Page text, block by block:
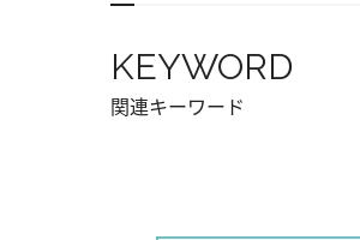
KEYWORD
関連キーワード